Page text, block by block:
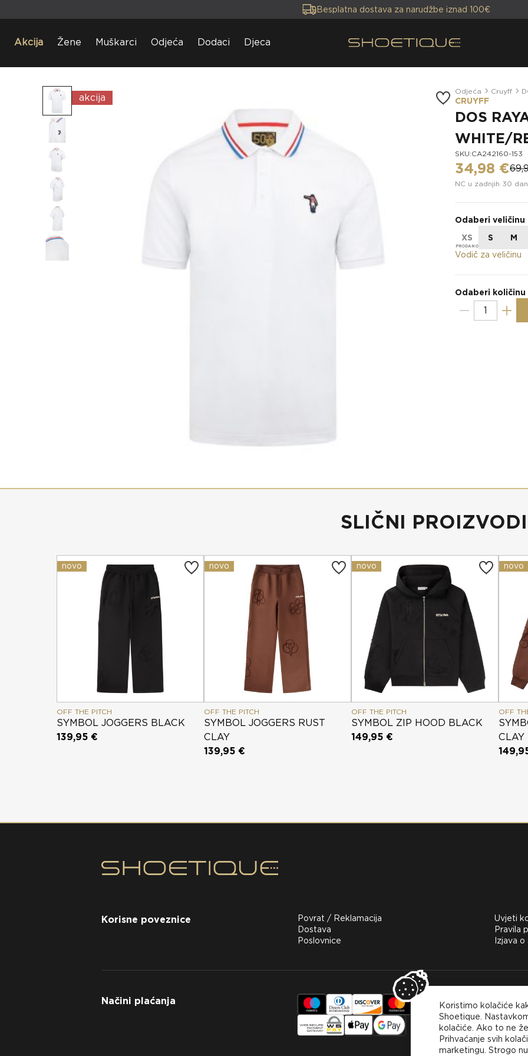
Besplatna dostava za narudžbe iznad 100€
Akcija Žene Muškarci Odjeća Dodaci Djeca
akcija
Odjeća Cruyff
CRUYFF
DOS
WHITE/
SKU:CA242160-153
34,98 €
NC u zadnjih 30
Odaberi veličinu
XS
S M
Vodič za veličinu
Odaberi količinu
SLIČNI PROIZVODI
novo
OFF THE PITCH
SYMBOL JOGGERS BLACK
139,95 €
novo
OFF THE PITCH
SYMBOL JOGGERS RUST
CLAY
139,95 €
novo
OFF THE PITCH
SYMBOL ZIP HOOD BLACK
149,95 €
novo
OFF
CLAY
Korisne poveznice
Povrat / Reklamacija
Dostava
Poslovnice
Uvjeti
Pravila
Izjava
Načini plaćanja
koristiti
Koristimo kolačiće
Shoetique.
kolačiće. Ako to ne
Prihvaćanje svih
marketingu. Strogo